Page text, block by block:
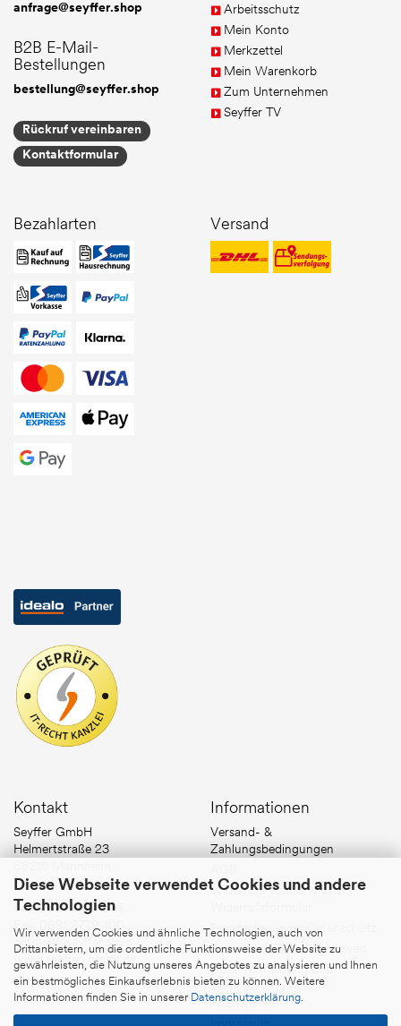
Diese Webseite verwendet Cookies und andere
Technologien
Wir verwenden Cookies und ähnliche Technologien, auch von
Drittanbietern, um die ordentliche Funktionsweise der Website zu
gewährleisten, die Nutzung unseres Angebotes zu analysieren und Ihnen
ein bestmögliches Einkaufserlebnis bieten zu können. Weitere
Informationen finden Sie in unserer Datenschutzerklärung
anfrage@seyffer.shop
B2B E-Mail-
Bestellungen
bestellung@seyffer.shop
Rückruf vereinbaren
Kontaktformular
Arbeitsschutz
Mein Konto
Merkzettel
Mein Warenkorb
Zum Unternehmen
Seyffer TV
Bezahlarten Versand
Kontakt
Seyffer GmbH
Helmertstraße 23
Deutschland
Tel.:0621 8779-555
Fax: 0621 8779-100
anfrage@seyffer.shop
www.seyffer-gmbh.de
Informationen
Versand- &
Zahlungsbedingungen
Widerrufsrecht & Muster-
Privatsphäre und Datenschutz
Batterie- & Recyclinghinweis
Abfallvermeidung und
Bewirtschaftung von
Altbatterien